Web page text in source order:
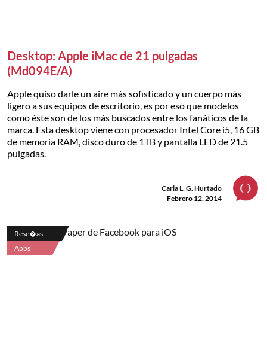
Desktop: Apple iMac de 21 pulgadas
(Md094E/A)
Apple quiso darle un aire más sofisticado y un cuerpo más
ligero a sus equipos de escritorio, es por eso que modelos
como éste son de los más buscados entre los fanáticos de la
marca. Esta desktop viene con procesador Intel Core i5, 16 GB
de memoria RAM, disco duro de 1TB y pantalla LED de 21.5
pulgadas.
Carla L. G. Hurtado
Febrero 12, 2014
Rese�as
Apps